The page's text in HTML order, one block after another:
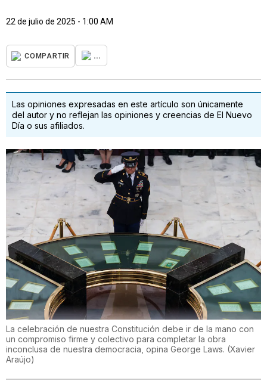
22 de julio de 2025 - 1:00 AM
COMPARTIR ...
Las opiniones expresadas en este artículo son únicamente
del autor y no reflejan las opiniones y creencias de El Nuevo
Día o sus afiliados.
La celebración de nuestra Constitución debe ir de la mano con
un compromiso firme y colectivo para completar la obra
inconclusa de nuestra democracia, opina George Laws. (Xavier
Araújo)